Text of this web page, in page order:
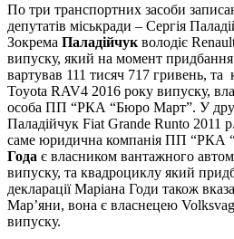
По три транспортних засоби
депутатів міськради – Сергія
Зокрема Паладійчук володіє
випуску, який на момент придбання
вартував 111 тисяч 717 гривень, та
Toyota RAV4 2016 року випуску,
особа ПП “РКА “Бюро Март”. У
Паладійчук Fiat Grande Runto 2011
саме юридична компанія ПП “РКА
Года є власником вантажного
випуску, та квадроциклу який
декларації Маріана Годи також
Мар’яни, вона є власнецею
випуску.